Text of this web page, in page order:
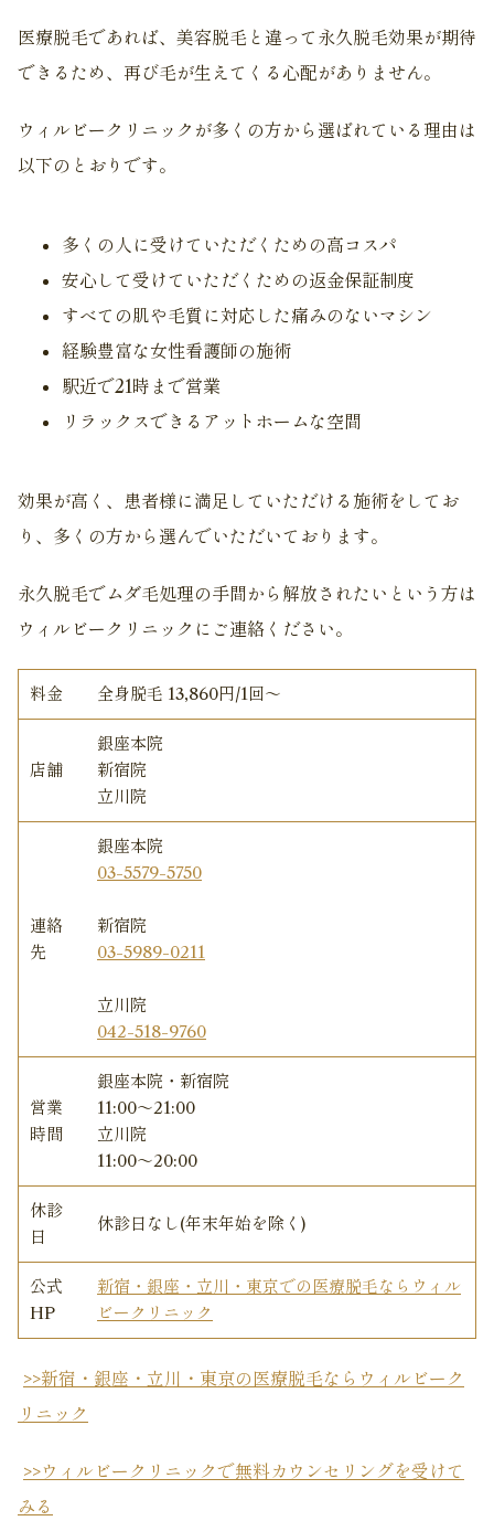
医療脱毛であれば、美容脱毛と違って永久脱毛効果が期待
できるため、再び毛が生えてくる心配がありません。
ウィルビークリニックが多くの方から選ばれている理由は
以下のとおりです。
多くの人に受けていただくための高コスパ
安心して受けていただくための返金保証制度
すべての肌や毛質に対応した痛みのないマシン
経験豊富な女性看護師の施術
駅近で21時まで営業
リラックスできるアットホームな空間
効果が高く、患者様に満足していただける施術をしてお
り、多くの方から選んでいただいております。
永久脱毛でムダ毛処理の手間から解放されたいという方は
ウィルビークリニックにご連絡ください。
料金 全身脱毛 13,860円/1回〜
店舗
銀座本院
新宿院
立川院
連絡
先
銀座本院
03-5579-5750
新宿院
03-5989-0211
立川院
042-518-9760
営業
時間
銀座本院・新宿院
11:00〜21:00
立川院
11:00〜20:00
休診
日
休診日なし(年末年始を除く)
公式
HP
新宿・銀座・立川・東京での医療脱毛ならウィル
ビークリニック
>>新宿・銀座・立川・東京の医療脱毛ならウィルビーク
リニック
>>ウィルビークリニックで無料カウンセリングを受けて
みる